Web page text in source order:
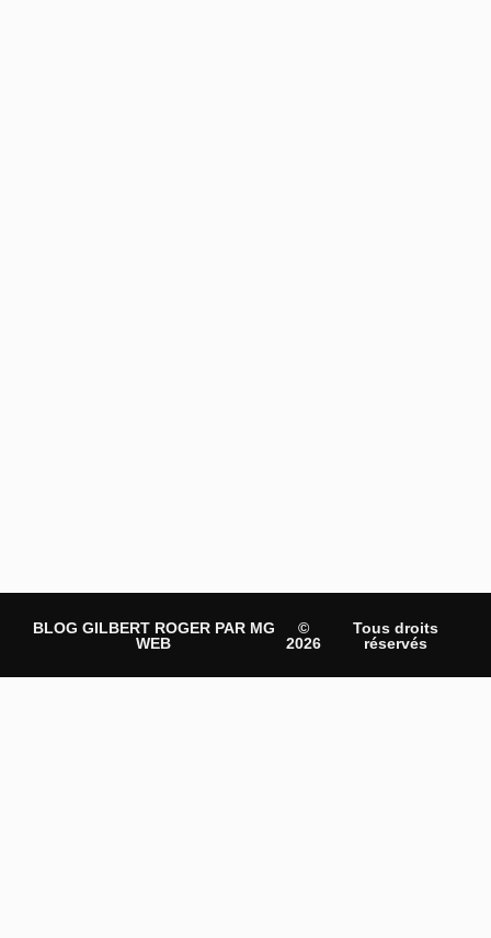
BLOG GILBERT ROGER PAR MG
WEB
©
2026
Tous droits
réservés